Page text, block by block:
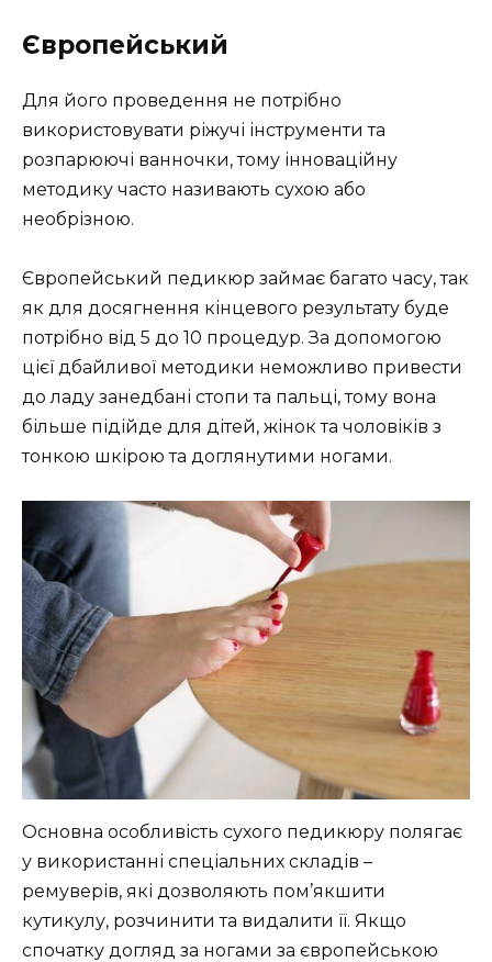
Європейський
Для його проведення не потрібно
використовувати ріжучі інструменти та
розпарюючі ванночки, тому інноваційну
методику часто називають сухою або
необрізною.
Європейський педикюр займає багато часу, так
як для досягнення кінцевого результату буде
потрібно від 5 до 10 процедур. За допомогою
цієї дбайливої методики неможливо привести
до ладу занедбані стопи та пальці, тому вона
більше підійде для дітей, жінок та чоловіків з
тонкою шкірою та доглянутими ногами.
Основна особливість сухого педикюру полягає
у використанні спеціальних складів –
ремуверів, які дозволяють пом’якшити
кутикулу, розчинити та видалити її. Якщо
спочатку догляд за ногами за європейською